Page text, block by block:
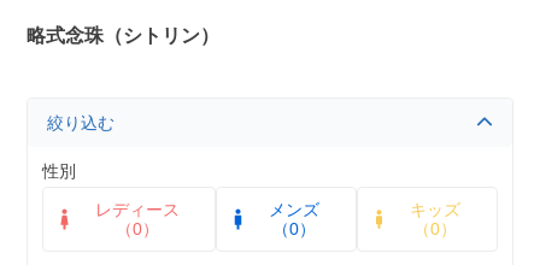
略式念珠（シトリン）
絞り込む
性別
レディース
（0）
メンズ
（0）
キッズ
（0）